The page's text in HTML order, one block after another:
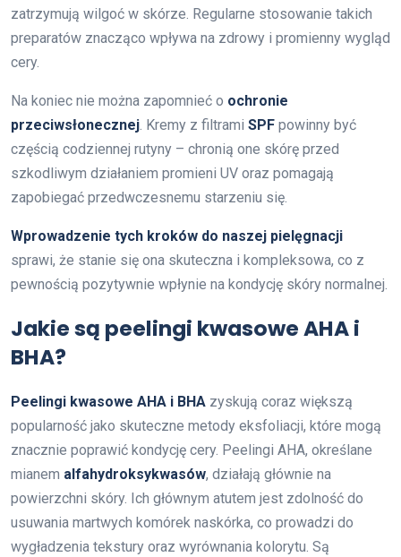
zatrzymują wilgoć w skórze. Regularne stosowanie takich
preparatów znacząco wpływa na zdrowy i promienny wygląd
cery.
Na koniec nie można zapomnieć o ochronie
przeciwsłonecznej. Kremy z filtrami SPF powinny być
częścią codziennej rutyny – chronią one skórę przed
szkodliwym działaniem promieni UV oraz pomagają
zapobiegać przedwczesnemu starzeniu się.
Wprowadzenie tych kroków do naszej pielęgnacji
sprawi, że stanie się ona skuteczna i kompleksowa, co z
pewnością pozytywnie wpłynie na kondycję skóry normalnej.
Jakie są peelingi kwasowe AHA i
BHA?
Peelingi kwasowe AHA i BHA zyskują coraz większą
popularność jako skuteczne metody eksfoliacji, które mogą
znacznie poprawić kondycję cery. Peelingi AHA, określane
mianem alfahydroksykwasów, działają głównie na
powierzchni skóry. Ich głównym atutem jest zdolność do
usuwania martwych komórek naskórka, co prowadzi do
wygładzenia tekstury oraz wyrównania kolorytu. Są